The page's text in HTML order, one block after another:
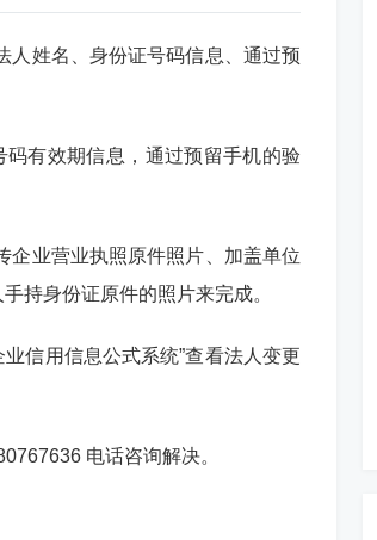
人姓名、身份证号码信息、通过预
有效期信息，通过预留手机的验
企业营业执照原件照片、加盖单位
持身份证原件的照片来完成。
信用信息公式系统”查看法人变更
电话咨询解决。